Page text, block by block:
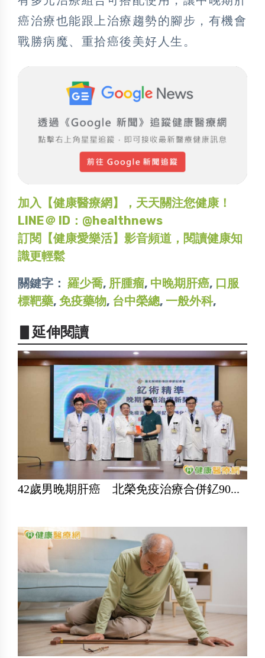
癌治療也能跟上治療趨勢的腳步，有機會
戰勝病魔、重拾癌後美好人生。
加入【健康醫療網】，天天關注您健康！
LINE＠ ID：@healthnews
訂閱【健康愛樂活】影音頻道，閱讀健康知
識更輕鬆
關鍵字： 羅少喬, 肝腫瘤, 中晚期肝癌, 口服
標靶藥, 免疫藥物, 台中榮總, 一般外科,
▋延伸閱讀
42歲男晚期肝癌 北榮免疫治療合併釔90...